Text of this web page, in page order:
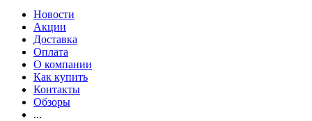
Новости
Акции
Доставка
Оплата
О компании
Как купить
Контакты
Обзоры
...